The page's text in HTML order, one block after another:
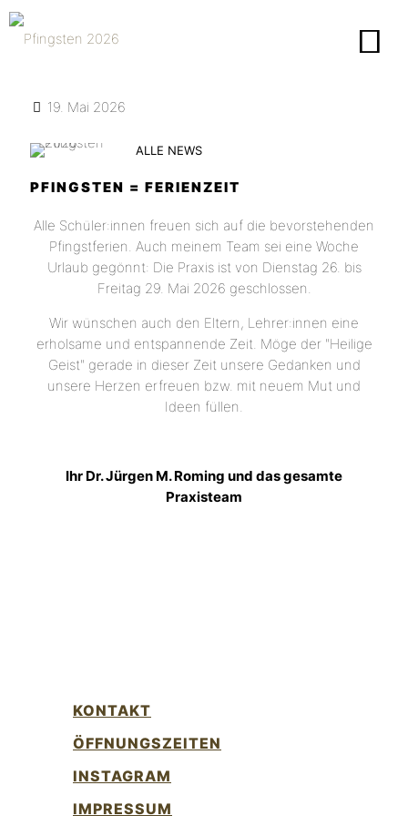
19. Mai 2026
ALLE NEWS
PFINGSTEN = FERIENZEIT
Alle Schüler:innen freuen sich auf die bevorstehenden
Pfingstferien. Auch meinem Team sei eine Woche
Urlaub gegönnt: Die Praxis ist von Dienstag 26. bis
Freitag 29. Mai 2026 geschlossen.
Wir wünschen auch den Eltern, Lehrer:innen eine
erholsame und entspannende Zeit. Möge der "Heilige
Geist" gerade in dieser Zeit unsere Gedanken und
unsere Herzen erfreuen bzw. mit neuem Mut und
Ideen füllen.
Ihr Dr. Jürgen M. Roming und das gesamte
Praxisteam
KONTAKT
ÖFFNUNGSZEITEN
INSTAGRAM
IMPRESSUM